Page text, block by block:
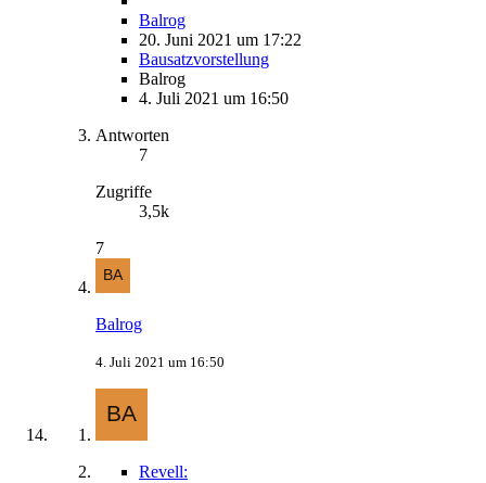
Balrog
20. Juni 2021 um 17:22
Bausatzvorstellung
Balrog
4. Juli 2021 um 16:50
Antworten
7
Zugriffe
3,5k
7
Balrog
4. Juli 2021 um 16:50
Revell: